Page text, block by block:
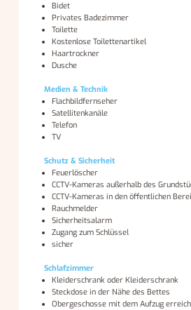
Bidet
Privates Badezimmer
Toilette
Kostenlose Toilettenartikel
Haartrockner
Dusche
Medien & Technik
Flachbildfernseher
Satellitenkanäle
Telefon
TV
Schutz & Sicherheit
Feuerlöscher
CCTV-Kameras außerhalb des
CCTV-Kameras in den öffentlichen
Rauchmelder
Sicherheitsalarm
Zugang zum Schlüssel
sicher
Schlafzimmer
Kleiderschrank oder Kleiderschrank
Steckdose in der Nähe des Bettes
Obergeschosse mit dem Aufzug